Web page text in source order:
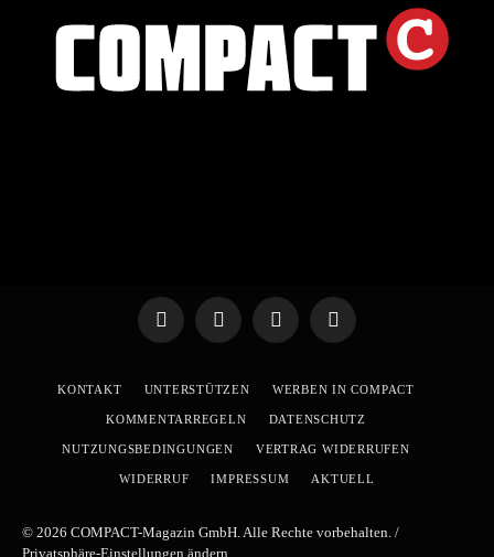
TelegramWhatsApp
X
YouTube
KONTAKT UNTERSTÜTZEN WERBEN IN COMPACT
KOMMENTARREGELN DATENSCHUTZ
NUTZUNGSBEDINGUNGEN VERTRAG WIDERRUFEN
WIDERRUF IMPRESSUM AKTUELL
© 2026 COMPACT-Magazin GmbH. Alle Rechte vorbehalten. /
Privatsphäre-Einstellungen ändern